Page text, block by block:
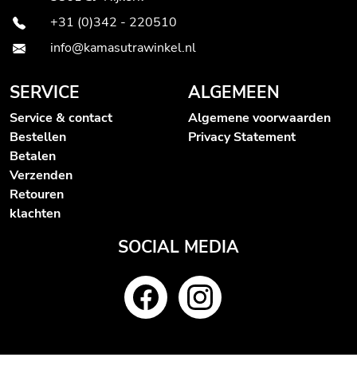
+31 (0)342 - 220510
info@kamasutrawinkel.nl
SERVICE
Service & contact
Bestellen
Betalen
Verzenden
Retouren
klachten
ALGEMEEN
Algemene voorwaarden
Privacy Statement
SOCIAL MEDIA